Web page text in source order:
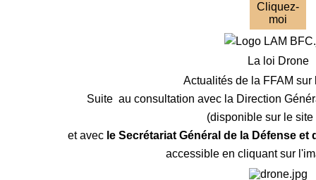
Cliquez-
moi
La loi Drone
Actualités de la FFAM sur
Suite au consultation avec la Direction
(disponible sur le site
et avec le Secrétariat Général de la Défense
accessible en cliquant sur